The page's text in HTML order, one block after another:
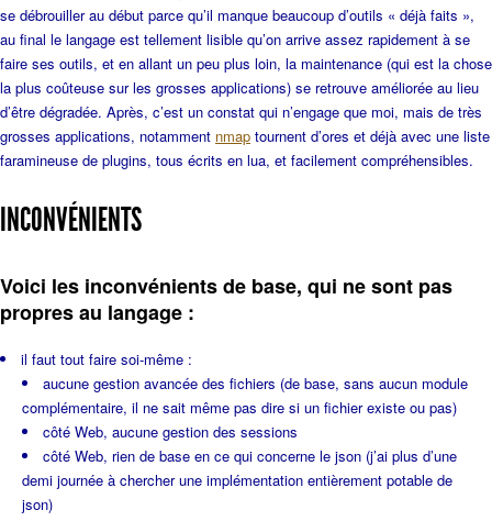
se débrouiller au début parce qu’il manque beaucoup d’outils « déjà faits »,
au final le langage est tellement lisible qu’on arrive assez rapidement à se
faire ses outils, et en allant un peu plus loin, la maintenance (qui est la chose
la plus coûteuse sur les grosses applications) se retrouve améliorée au lieu
d’être dégradée. Après, c’est un constat qui n’engage que moi, mais de très
grosses applications, notamment nmap tournent d’ores et déjà avec une liste
faramineuse de plugins, tous écrits en lua, et facilement compréhensibles.
INCONVÉNIENTS
Voici les inconvénients de base, qui ne sont pas
propres au langage :
il faut tout faire soi-même :
aucune gestion avancée des fichiers (de base, sans aucun module
complémentaire, il ne sait même pas dire si un fichier existe ou pas)
côté Web, aucune gestion des sessions
côté Web, rien de base en ce qui concerne le json (j’ai plus d’une
demi journée à chercher une implémentation entièrement potable de
json)